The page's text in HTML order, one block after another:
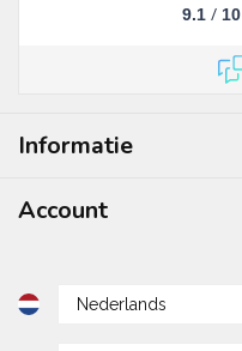
9.1 / 10
Informatie
Account